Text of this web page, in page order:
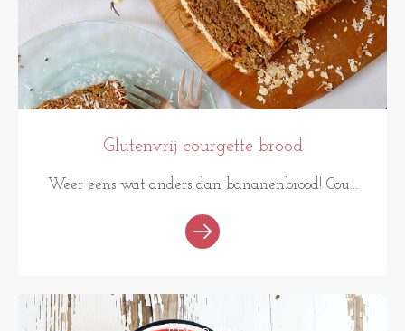
Glutenvrij courgette brood
Weer eens wat anders dan bananenbrood! Cou...